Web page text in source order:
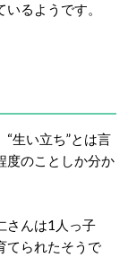
るようです。
“生い立ち”とは言
度のことしか分か
さんは1人っ子
てられたそうで